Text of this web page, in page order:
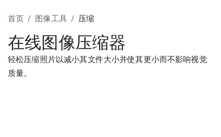
首页 / 图像工具 / 压缩
在线图像压缩器
轻松压缩照片以减小其文件大小并使其更小而不影响视觉
质量。